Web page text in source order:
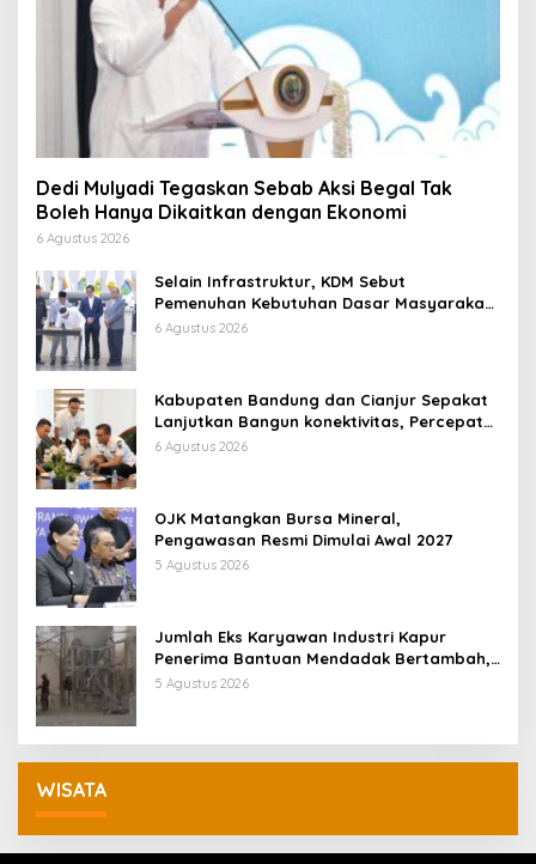
Dedi Mulyadi Tegaskan Sebab Aksi Begal Tak
Boleh Hanya Dikaitkan dengan Ekonomi
6 Agustus 2026
Selain Infrastruktur, KDM Sebut
Pemenuhan Kebutuhan Dasar Masyarakat
Jadi Fokus APBD Jabar 2027
6 Agustus 2026
Kabupaten Bandung dan Cianjur Sepakat
Lanjutkan Bangun konektivitas, Percepat
Pertumbuhan Ekonomi Daerah
6 Agustus 2026
OJK Matangkan Bursa Mineral,
Pengawasan Resmi Dimulai Awal 2027
5 Agustus 2026
Jumlah Eks Karyawan Industri Kapur
Penerima Bantuan Mendadak Bertambah,
KDM: Kita Identifikasi
5 Agustus 2026
WISATA